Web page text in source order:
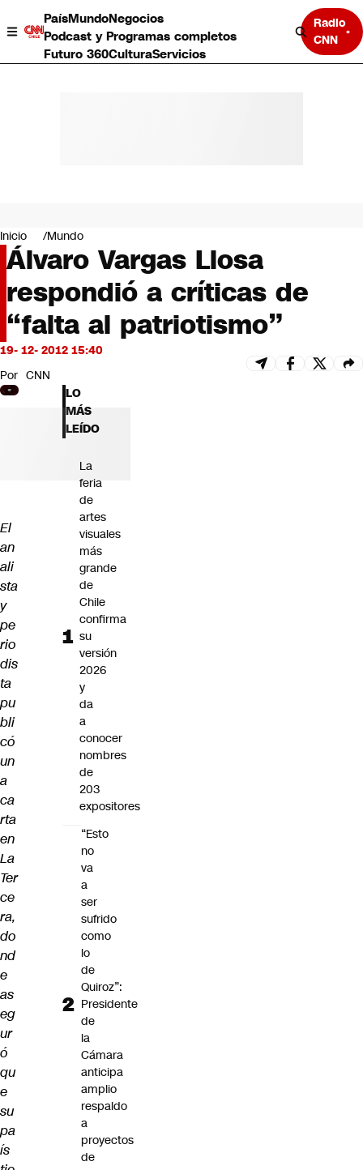
PaísMundoNegocios
Podcast y Programas completos
Futuro 360CulturaServicios
Radio
CNN
Negocios
Deportes
Programas completos
Cultura
Servicios
Bits
CNN tiempo
Futuro 360
Opinión
Inicio Mundo
Álvaro Vargas Llosa
respondió a críticas de
“falta al patriotismo”
19- 12- 2012 15:40
Por CNN
El
an
ali
sta
y
pe
rio
dis
ta
pu
bli
có
un
a
ca
rta
en
La
Ter
ce
ra,
do
nd
e
as
eg
ur
ó
qu
e
su
pa
ís
LO
MÁS
LEÍDO
La
feria
de
artes
visuales
más
grande
de
Chile
confirma
su
versión
2026
y
da
a
conocer
nombres
de
203
expositores
“Esto
no
va
a
ser
sufrido
como
lo
de
Quiroz”:
Presidente
de
la
Cámara
anticipa
amplio
respaldo
a
proyectos
de